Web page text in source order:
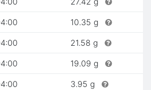
10.35 g
21.58 g
19.09 g
3.95 g